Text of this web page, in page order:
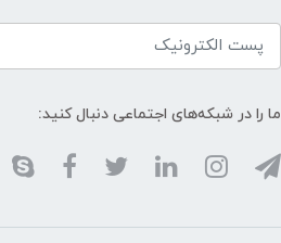
ما را در شبکه‌های اجتماعی دنبال کنید: